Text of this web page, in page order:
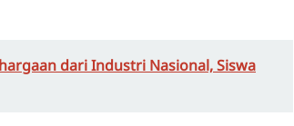
dari Industri Nasional, Siswa